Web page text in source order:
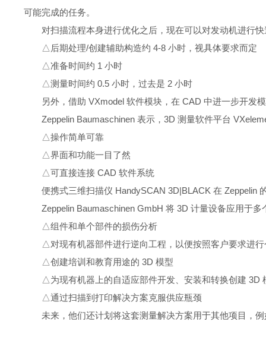
可能完成的任务。
对扫描流程本身进行优化之后，现在可以对发动机进行
△ 后期处理/创建辅助构造约 4-8 小时，视具体要求而定
△准备时间约 1 小时
△测量时间约 0.5 小时，过去是 2 小时
另外，借助 VXmodel 软件模块，在 CAD 中进一步开发
Zeppelin Baumaschinen 表示，3D 测量软件平台
△操作简单可靠
△界面和功能一目了然
△可直接连接 CAD 软件系统
便携式三维扫描仪 HandySCAN 3D|BLACK 在 Zeppelin
Zeppelin Baumaschinen GmbH 将 3D 计量设备应用于
△组件和单个部件的损伤分析
△对现有机器部件进行逆向工程，以便按照客户要求进
△创建培训和教育用途的 3D 模型
△为现有机器上的自适应部件开发、安装和转换创建 3D
△通过扫描到打印解决方案克服供应瓶颈
未来，他们还计划将这套测量解决方案用于其他项目，